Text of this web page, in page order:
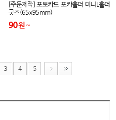
[주문제작] 포토카드 포카홀더 미니L홀더
굿즈(65x95mm)
90원
3 4 5